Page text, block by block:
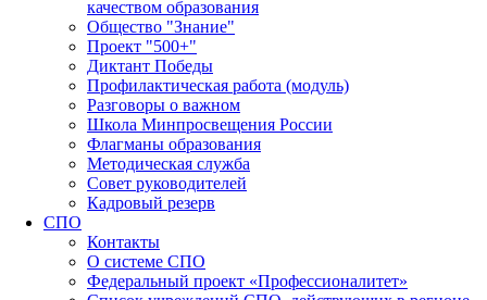
качеством образования
Общество "Знание"
Проект "500+"
Диктант Победы
Профилактическая работа (модуль)
Разговоры о важном
Школа Минпросвещения России
Флагманы образования
Методическая служба
Совет руководителей
Кадровый резерв
СПО
Контакты
О системе СПО
Федеральный проект «Профессионалитет»